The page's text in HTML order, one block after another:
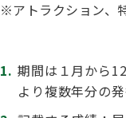
犬種別犬籍登録頭数
遺伝子疾患について
「動物の愛護及び管
IGP
※アトラクション、
期間は１月から
より複数年分の発